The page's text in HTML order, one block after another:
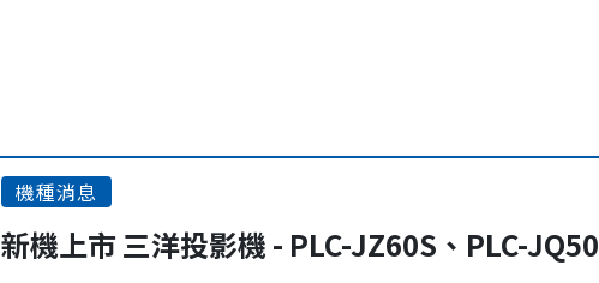
機種消息
新機上市 三洋投影機 - PLC-JZ60S、PLC-JQ50